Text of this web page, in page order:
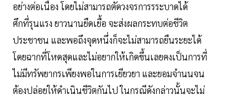
อย่างต่อเนื่อง โดยไม่สามารถตัดวงจรการรระบาดได้
ศึกที่รุนแรง ยาวนานยืดเยื้อ จะส่งผลกระทบต่อชีวิต
ประชาชน และพอถึงจุดหนึ่งก็จะไม่สามารถยืนระยะได้
โดยฉากที่โหดสุดและไม่อยากให้เกิดขึ้นเลยคงเป็นการที่
ไม่มีทรัพยากรเพียงพอในการเยียวยา และยอมจำนนจน
ต้องปล่อยให้ดำเนินชีวิตกันไป ในกรณีดังกล่าวนั้นจะไม่